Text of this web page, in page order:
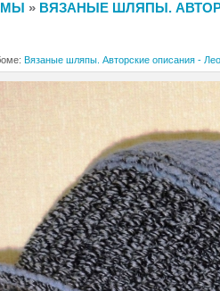
» ВЯЗАНЫЕ ШЛЯПЫ.
Вязаные шляпы. Авторские описания - Лео